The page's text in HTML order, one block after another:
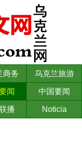
商务 乌克兰旅游
闻 中国要闻
播
Noticia